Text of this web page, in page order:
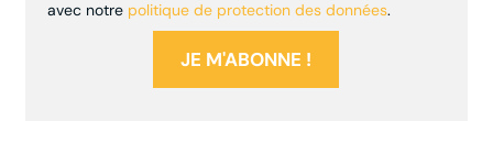
avec notre politique de protection des données.